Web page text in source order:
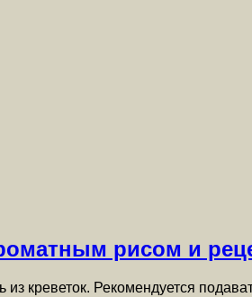
рисом и
креветок. Рекомендуется